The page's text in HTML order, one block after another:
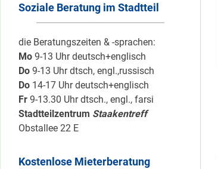
Soziale Beratung im Stadtteil
die Beratungszeiten & -sprachen:
Mo 9-13 Uhr deutsch+englisch
Do 9-13 Uhr dtsch, engl.,russisch
Do 14-17 Uhr deutsch+englisch
Fr 9-13.30 Uhr dtsch., engl., farsi
Stadtteilzentrum Staakentreff
Obstallee 22 E
Kostenlose Mieterberatung